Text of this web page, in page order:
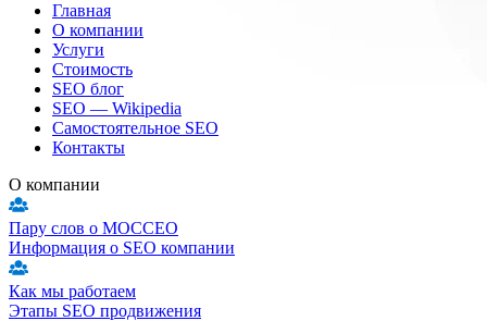
Главная
О компании
Услуги
Стоимость
SEO блог
SEO — Wikipedia
Самостоятельное SEO
Контакты
О компании
Пару слов о МОССЕО
Информация о SEO компании
Как мы работаем
Этапы SEO продвижения